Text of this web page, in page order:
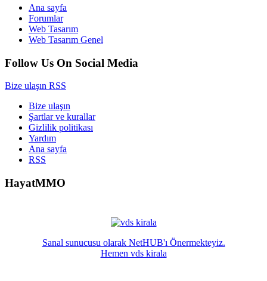
Ana sayfa
Forumlar
Web Tasarım
Web Tasarım Genel
Follow Us On Social Media
Bize ulaşın RSS
Bize ulaşın
Şartlar ve kurallar
Gizlilik politikası
Yardım
Ana sayfa
RSS
HayatMMO
Sanal sunucusu olarak NetHUB'ı Önermekteyiz.
Hemen vds kirala